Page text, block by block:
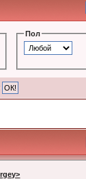
Пол